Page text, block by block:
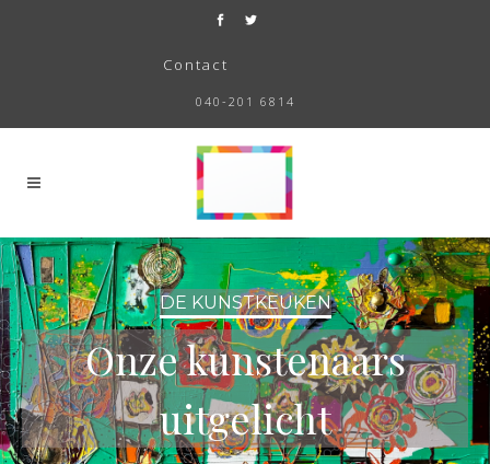
Contact
040-201 6814
DE KUNSTKEUKEN
Onze kunstenaars
uitgelicht